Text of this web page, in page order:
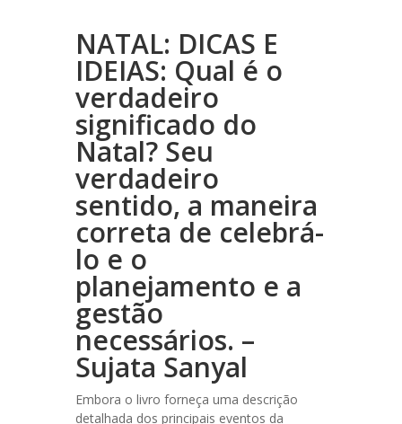
NATAL: DICAS E
IDEIAS: Qual é o
verdadeiro
significado do
Natal? Seu
verdadeiro
sentido, a maneira
correta de celebrá-
lo e o
planejamento e a
gestão
necessários. –
Sujata Sanyal
Embora o livro forneça uma descrição
detalhada dos principais eventos da